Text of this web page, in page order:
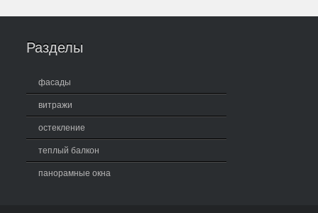
Разделы
фасады
витражи
остекление
теплый балкон
панорамные окна